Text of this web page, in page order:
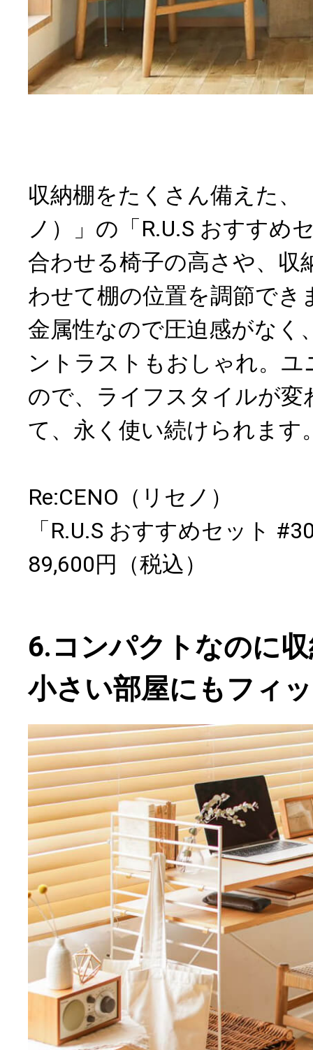
収納棚をたくさん備えた、
ノ）」の「R.U.S おすすめ
合わせる椅子の高さや、収
わせて棚の位置を調節でき
金属性なので圧迫感がなく
ントラストもおしゃれ。
ので、ライフスタイルが変
て、永く使い続けられます
Re:CENO（リセノ）
「R.U.S おすすめセット
89,600円（税込）
6.コンパクトなのに
小さい部屋にもフィ